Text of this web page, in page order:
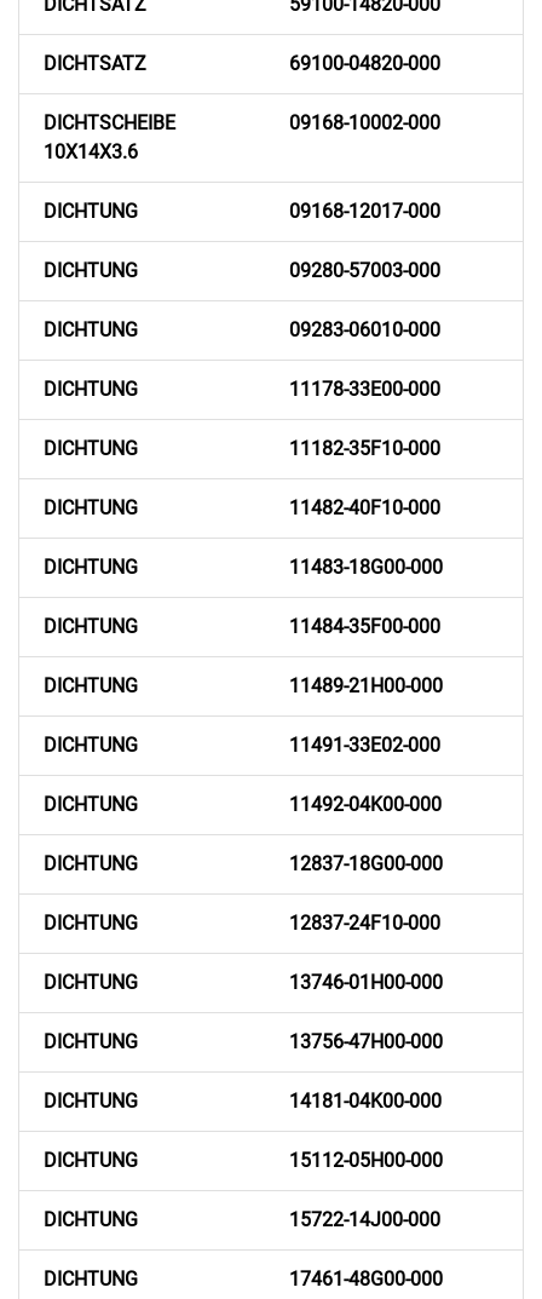
DICHTSATZ 69100-04820-000
DICHTSCHEIBE
10X14X3.6
09168-10002-000
DICHTUNG 09168-12017-000
DICHTUNG 09280-57003-000
DICHTUNG 09283-06010-000
DICHTUNG 11178-33E00-000
DICHTUNG 11182-35F10-000
DICHTUNG 11482-40F10-000
DICHTUNG 11483-18G00-000
DICHTUNG 11484-35F00-000
DICHTUNG 11489-21H00-000
DICHTUNG 11491-33E02-000
DICHTUNG 11492-04K00-000
DICHTUNG 12837-18G00-000
DICHTUNG 12837-24F10-000
DICHTUNG 13746-01H00-000
DICHTUNG 13756-47H00-000
DICHTUNG 14181-04K00-000
DICHTUNG 15112-05H00-000
DICHTUNG 15722-14J00-000
DICHTUNG 17461-48G00-000